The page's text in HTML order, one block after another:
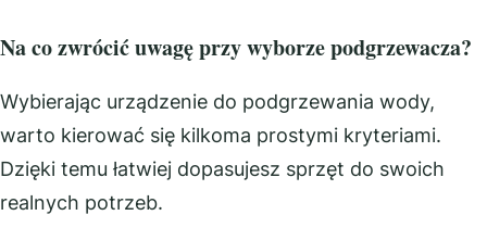
Na co zwrócić uwagę przy wyborze podgrzewacza?
Wybierając urządzenie do podgrzewania wody,
warto kierować się kilkoma prostymi kryteriami.
Dzięki temu łatwiej dopasujesz sprzęt do swoich
realnych potrzeb.